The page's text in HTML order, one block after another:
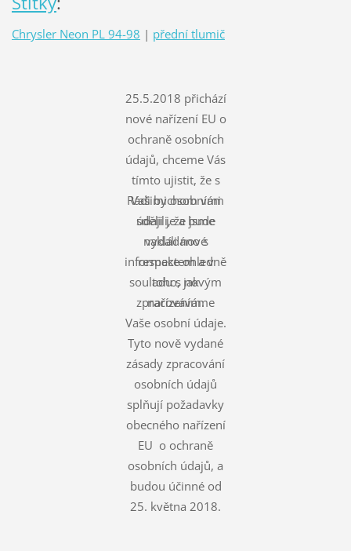
Chrysler Neon PL 94-98 | přední tlumič
25.5.2018 přichází
nové nařízení EU o
ochraně osobních
údajů, chceme Vás
tímto ujistit, že s
Vašimi osobními
údaji je a bude
nakládáno s
respektem a v
souladu s novým
nařízením.
Rádi bychom vám
sdělili, že jsme
vydali nové
informace ohledně
toho, jak
zpracováváme
Vaše osobní údaje.
Tyto nově vydané
zásady zpracování
osobních údajů
splňují požadavky
obecného nařízení
EU o ochraně
osobních údajů, a
budou účinné od
25. května 2018.